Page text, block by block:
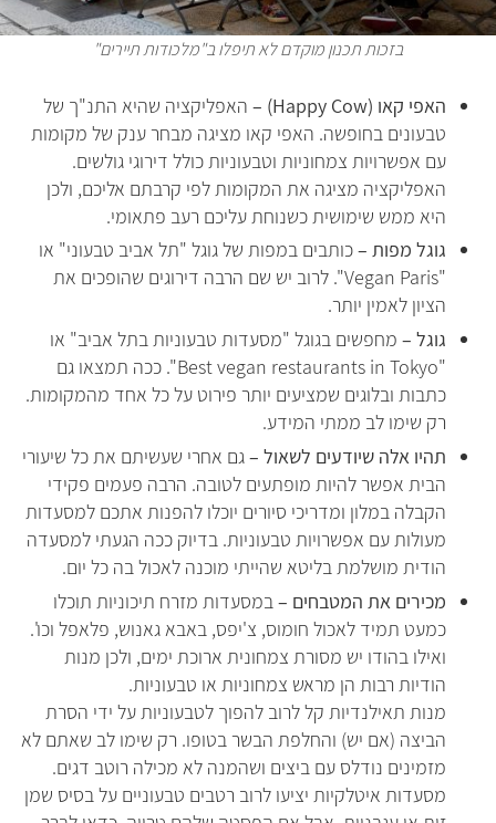
בזכות תכנון מוקדם לא תיפלו ב"מלכודות תיירים"
האפי קאו (Happy Cow) –
האפליקציה שהיא התנ"ך של
טבעונים בחופשה. האפי קאו מציגה מבחר ענק של מקומות
עם אפשרויות צמחוניות וטבעוניות כולל דירוגי גולשים.
האפליקציה מציגה את המקומות לפי קרבתם אליכם, ולכן
היא ממש שימושית כשנוחת עליכם רעב פתאומי.
גוגל מפות –כותבים במפות של גוגל "תל אביב טבעוני" או
"Vegan Paris". לרוב יש שם הרבה דירוגים שהופכים את
הציון לאמין יותר.
גוגל – מחפשים בגוגל "מסעדות טבעוניות בתל אביב" או
"Best vegan restaurants in Tokyo". ככה תמצאו גם
כתבות ובלוגים שמציעים יותר פירוט על כל אחד מהמקומות.
רק שימו לב ממתי המידע.
תהיו אלה שיודעים לשאול –גם אחרי שעשיתם את כל שיעורי
הבית אפשר להיות מופתעים לטובה. הרבה פעמים פקידי
הקבלה במלון ומדריכי סיורים יוכלו להפנות אתכם למסעדות
מעולות עם אפשרויות טבעוניות. בדיוק ככה הגעתי למסעדה
הודית מושלמת בליטא שהייתי מוכנה לאכול בה כל יום.
מכירים את המטבחים –במסעדות מזרח תיכוניות תוכלו
כמעט תמיד לאכול חומוס, צ'יפס, באבא גאנוש, פלאפל וכו'.
ואילו בהודו יש מסורת צמחונית ארוכת ימים, ולכן מנות
הודיות רבות הן מראש צמחוניות או טבעוניות.
מנות תאילנדיות קל לרוב להפוך לטבעוניות על ידי הסרת
הביצה (אם יש) והחלפת הבשר בטופו. רק שימו לב שאתם לא
מזמינים נודלס עם ביצים ושהמנה לא מכילה רוטב דגים.
מסעדות איטלקיות יציעו לרוב רטבים טבעוניים על בסיס שמן